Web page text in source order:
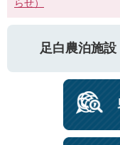
らせ）
足白農泊施